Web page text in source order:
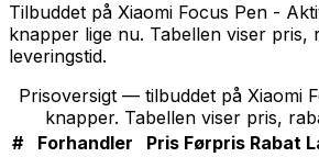
Tilbuddet på Xiaomi Focus Pen -
knapper lige nu. Tabellen viser pris,
leveringstid.
Prisoversigt — tilbuddet på Xiaomi
knapper. Tabellen viser pris,
#
Forhandler Pris Førpris Rabat